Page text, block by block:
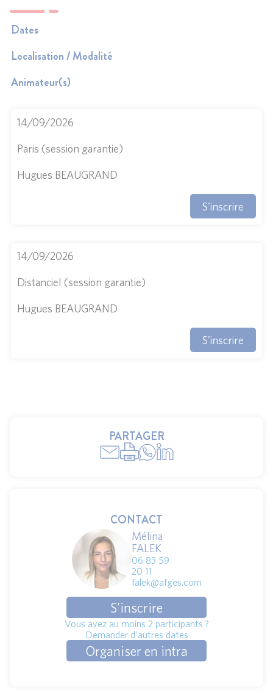
Dates
Localisation / Modalité
Animateur(s)
14/09/2026
Paris (session garantie)
Hugues BEAUGRAND
S'inscrire
14/09/2026
Distanciel (session garantie)
Hugues BEAUGRAND
S'inscrire
PARTAGER
CONTACT
Mélina
FALEK
06 83 59
20 11
falek@afges.com
S'inscrire
Vous avez au moins 2 participants ?
Demander d'autres dates
Organiser en intra